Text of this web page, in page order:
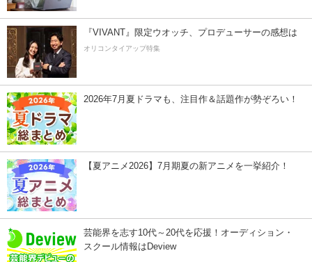
『VIVANT』限定ウオッチ、プロデューサーの感想は
オリコンタイアップ特集
2026年7月夏ドラマも、注目作＆話題作が勢ぞろい！
【夏アニメ2026】7月期夏の新アニメを一挙紹介！
芸能界を志す10代～20代を応援！オーディション・
スクール情報はDeview